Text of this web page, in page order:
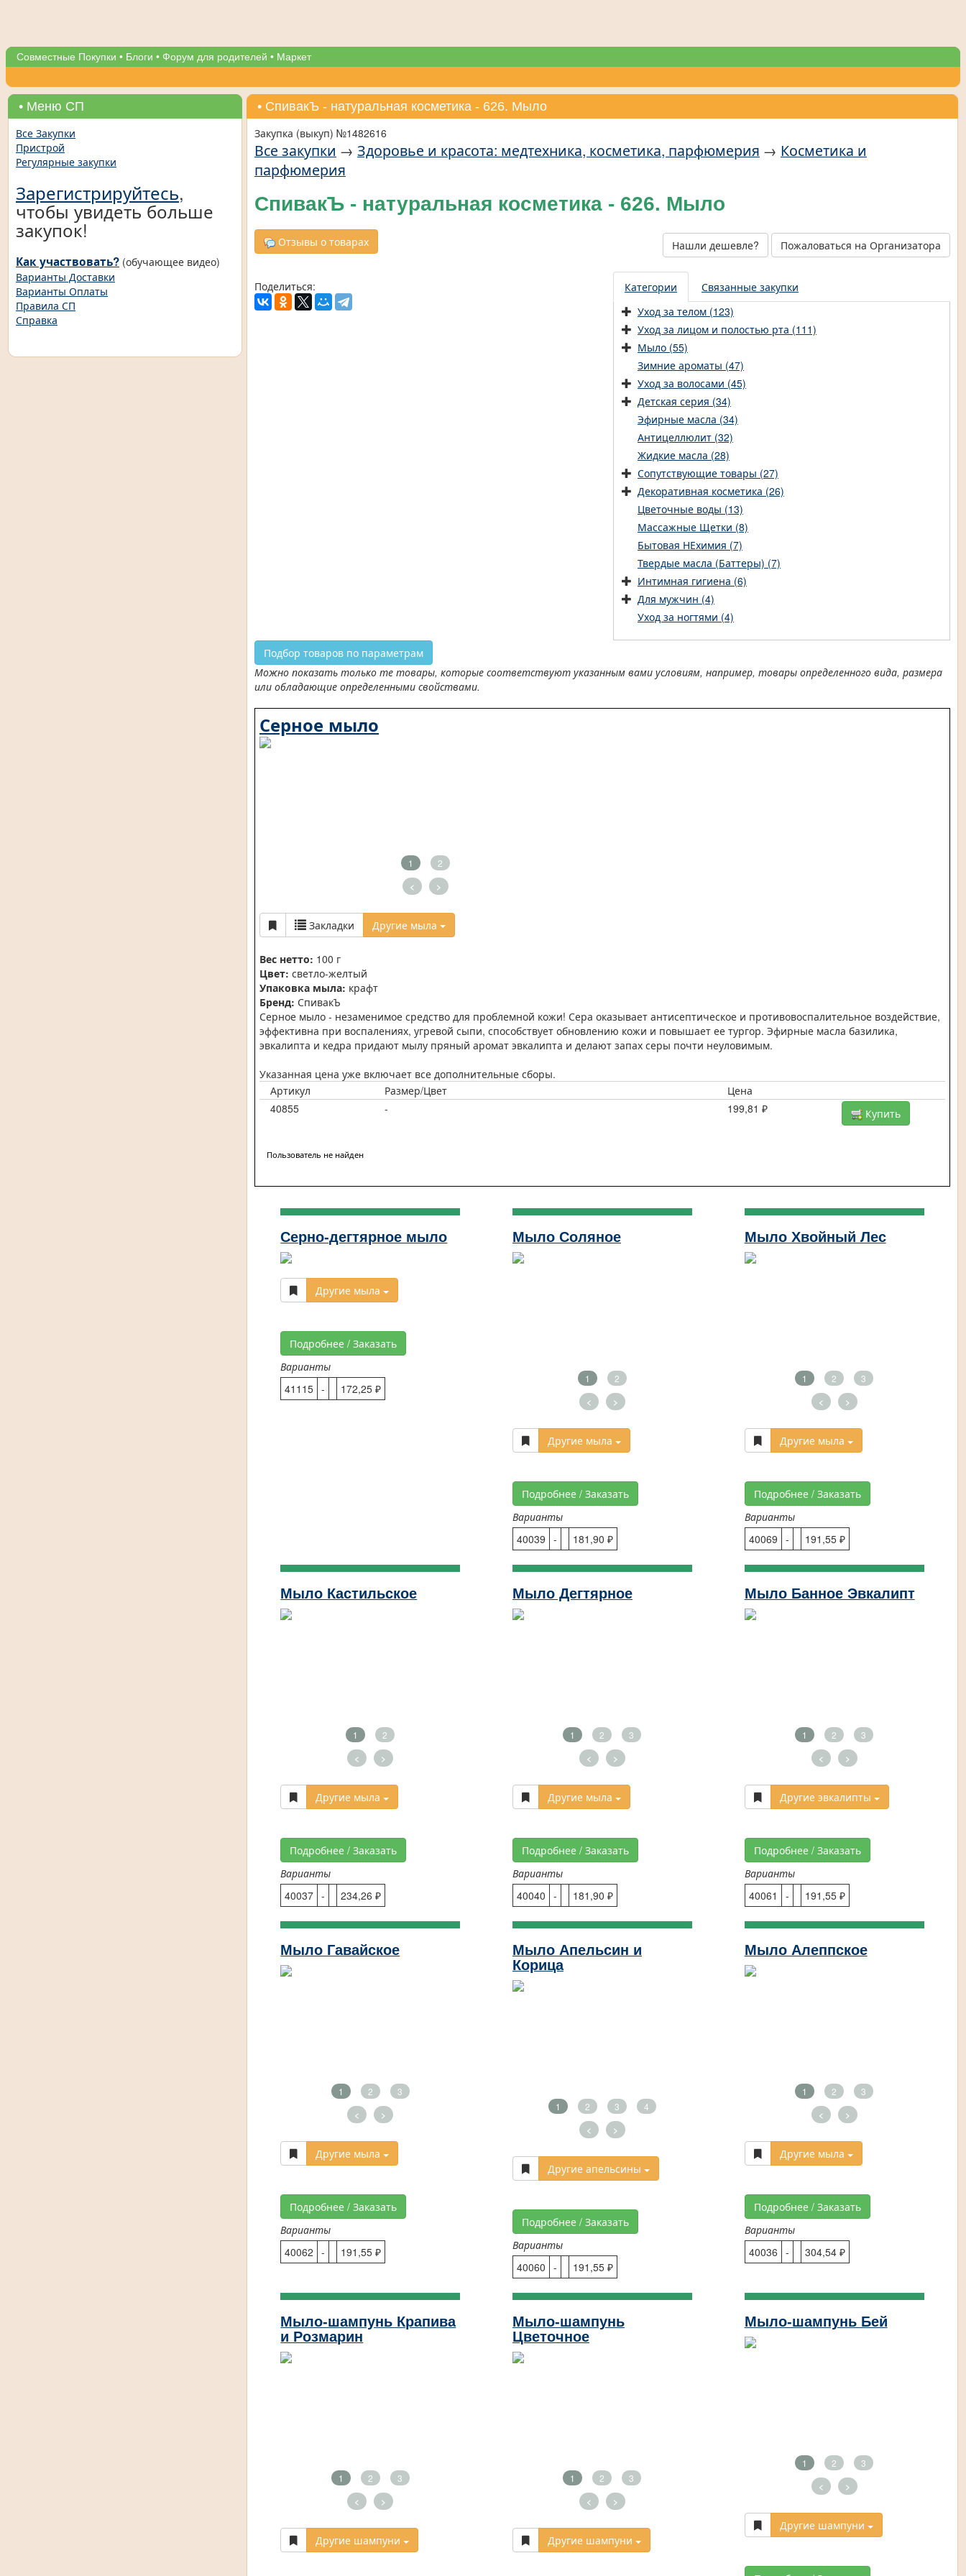
Совместные Покупки • Блоги • Форум для родителей • Маркет
• Меню СП
Все Закупки
Пристрой
Регулярные закупки
Зарегистрируйтесь,
чтобы увидеть больше
закупок!
Как участвовать? (обучающее видео)
Варианты Доставки
Варианты Оплаты
Правила СП
Справка
• СпивакЪ - натуральная косметика - 626. Мыло
Закупка (выкуп) №1482616
Все закупки → Здоровье и красота: медтехника, косметика, парфюмерия → Косметика и
парфюмерия
СпивакЪ - натуральная косметика - 626. Мыло
Отзывы о товарах Нашли дешевле? Пожаловаться на Организатора
Поделиться: Категории
Связанные закупки
Уход за телом (123)
Уход за лицом и полостью рта (111)
Мыло (55)
Зимние ароматы (47)
Уход за волосами (45)
Детская серия (34)
Эфирные масла (34)
Антицеллюлит (32)
Жидкие масла (28)
Сопутствующие товары (27)
Декоративная косметика (26)
Цветочные воды (13)
Массажные Щетки (8)
Бытовая НЕхимия (7)
Твердые масла (Баттеры) (7)
Интимная гигиена (6)
Для мужчин (4)
Уход за ногтями (4)
Подбор товаров по параметрам
Можно показать только те товары, которые соответствуют указанным вами условиям, например, товары определенного вида, размера
или обладающие определенными свойствами.
Серное мыло
1 2
< >
Закладки Другие мыла
Вес нетто: 100 г
Цвет: светло-желтый
Упаковка мыла: крафт
Бренд: СпивакЪ
Серное мыло - незаменимое средство для проблемной кожи! Сера оказывает антисептическое и противовоспалительное воздействие,
эффективна при воспалениях, угревой сыпи, способствует обновлению кожи и повышает ее тургор. Эфирные масла базилика,
эвкалипта и кедра придают мылу пряный аромат эвкалипта и делают запах серы почти неуловимым.
Указанная цена уже включает все дополнительные сборы.
Артикул
Размер/Цвет
Цена
40855
- 199,81 ₽ Купить
Пользователь не найден
Серно-дегтярное мыло
Другие мыла
Подробнее / Заказать
Варианты
41115 - 172,25 ₽
Мыло Соляное
1 2
< >
Другие мыла
Подробнее / Заказать
Варианты
40039 - 181,90 ₽
Мыло Хвойный Лес
1 2 3
< >
Другие мыла
Подробнее / Заказать
Варианты
40069 - 191,55 ₽
Мыло Кастильское
1 2
< >
Другие мыла
Подробнее / Заказать
Варианты
40037 - 234,26 ₽
Мыло Дегтярное
1 2 3
< >
Другие мыла
Подробнее / Заказать
Варианты
40040 - 181,90 ₽
Мыло Банное Эвкалипт
1 2 3
< >
Другие эвкалипты
Подробнее / Заказать
Варианты
40061
- 191,55 ₽
Мыло Гавайское
1 2 3
< >
Другие мыла
Подробнее / Заказать
Варианты
40062
- 191,55 ₽
Мыло Апельсин и
Корица
1 2 3 4
< >
Другие апельсины
Подробнее / Заказать
Варианты
40060 - 191,55 ₽
Мыло Алеппское
1 2 3
< >
Другие мыла
Подробнее / Заказать
Варианты
40036 - 304,54 ₽
Мыло-шампунь Крапива
и Розмарин
1 2 3
< >
Другие шампуни
Мыло-шампунь
Цветочное
1 2 3
< >
Другие шампуни
Мыло-шампунь Бей
1 2 3
< >
Другие шампуни